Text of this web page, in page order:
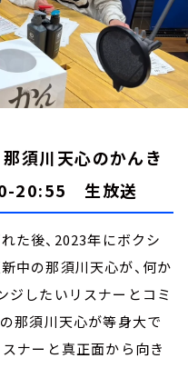
須川天心のかんき
20:55 生放送
た後、2023年にボクシ
中の那須川天心が、何か
ジしたいリスナーとコミ
那須川天心が等身大で
スナーと真正面から向き